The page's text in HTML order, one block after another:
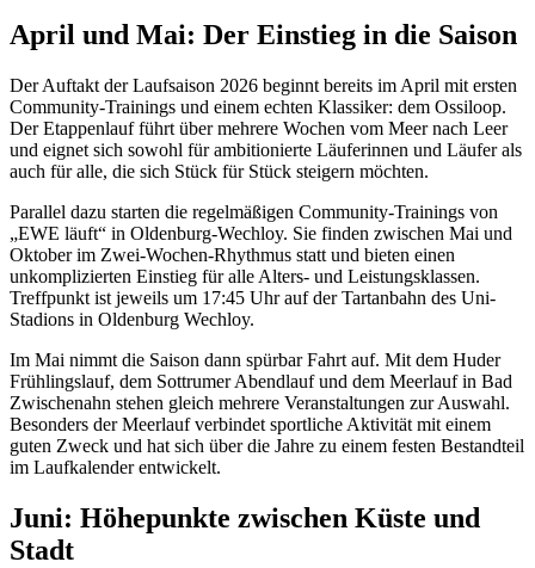
April und Mai: Der Einstieg in die Saison
Der Auftakt der Laufsaison 2026 beginnt bereits im April mit ersten
Community-Trainings und einem echten Klassiker: dem Ossiloop.
Der Etappenlauf führt über mehrere Wochen vom Meer nach Leer
und eignet sich sowohl für ambitionierte Läuferinnen und Läufer als
auch für alle, die sich Stück für Stück steigern möchten.
Parallel dazu starten die regelmäßigen Community-Trainings von
„EWE läuft“ in Oldenburg-Wechloy. Sie finden zwischen Mai und
Oktober im Zwei-Wochen-Rhythmus statt und bieten einen
unkomplizierten Einstieg für alle Alters- und Leistungsklassen.
Treffpunkt ist jeweils um 17:45 Uhr auf der Tartanbahn des Uni-
Stadions in Oldenburg Wechloy.
Im Mai nimmt die Saison dann spürbar Fahrt auf. Mit dem Huder
Frühlingslauf, dem Sottrumer Abendlauf und dem Meerlauf in Bad
Zwischenahn stehen gleich mehrere Veranstaltungen zur Auswahl.
Besonders der Meerlauf verbindet sportliche Aktivität mit einem
guten Zweck und hat sich über die Jahre zu einem festen Bestandteil
im Laufkalender entwickelt.
Juni: Höhepunkte zwischen Küste und
Stadt